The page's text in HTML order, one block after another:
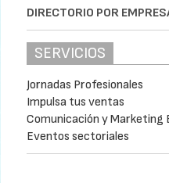
DIRECTORIO POR
SERVICIOS
Jornadas Profesionales
Impulsa tus ventas
Comunicación y Marketing
Eventos sectoriales